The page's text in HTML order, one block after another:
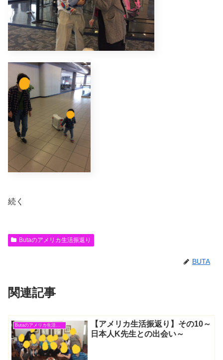
続く
Butaのアメリカ生活振返り
BUTA
関連記事
Butaのアメリカ生活振返り
【アメリカ生活振返り】その10～
日本人K先生との出会い～